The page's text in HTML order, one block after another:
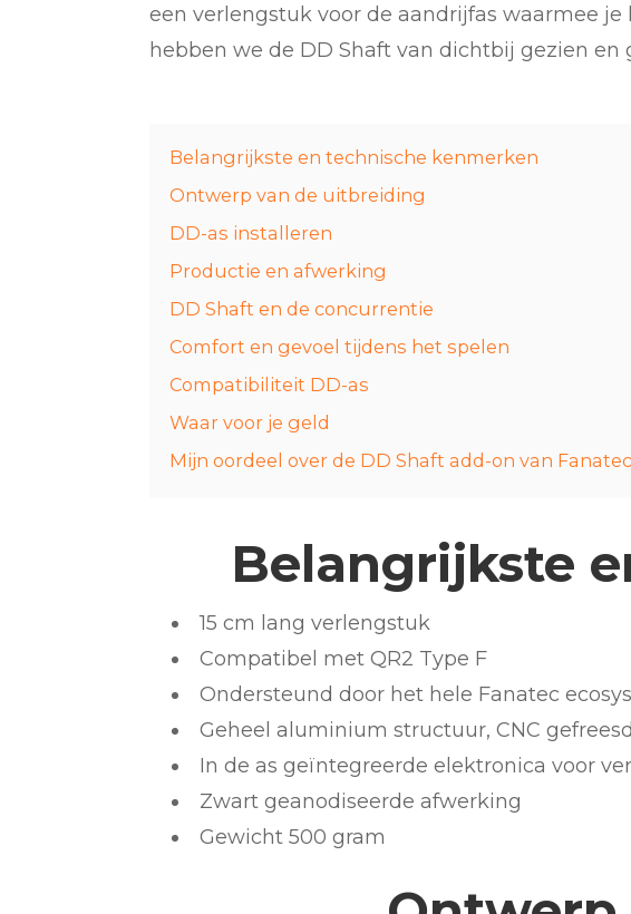
een verlengstuk voor de aandrijfas waarmee
hebben we de DD Shaft van dichtbij gezien
Belangrijkste en technische kenmerken
Ontwerp van de uitbreiding
DD-as installeren
Productie en afwerking
DD Shaft en de concurrentie
Comfort en gevoel tijdens het spelen
Compatibiliteit DD-as
Waar voor je geld
Mijn oordeel over de DD Shaft add-on van Fanatec
Belangrijkste
15 cm lang verlengstuk
Compatibel met QR2 Type F
Ondersteund door het hele Fanatec
Geheel aluminium structuur, CNC gefreesd
In de as geïntegreerde elektronica voor
Zwart geanodiseerde afwerking
Gewicht 500 gram